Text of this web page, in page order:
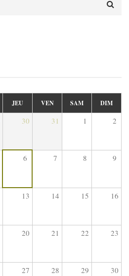
JEU VEN SAM DIM
30 31 1 2
6 7 8 9
13 14 15 16
20 21 22 23
27 28 29 30